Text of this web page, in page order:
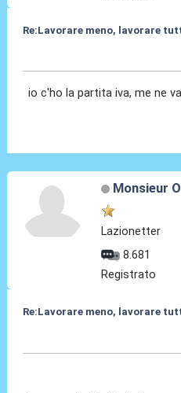
Re:Lavorare meno, lavorare
io c'ho la partita iva, me ne
Monsieur
Lazionetter
8.681
Registrato
Re:Lavorare meno, lavorare